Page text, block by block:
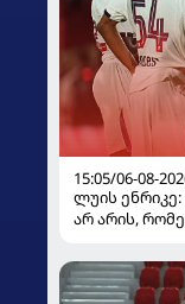
15:05/06-08-
ლუის ენრიკე:
არ არის,